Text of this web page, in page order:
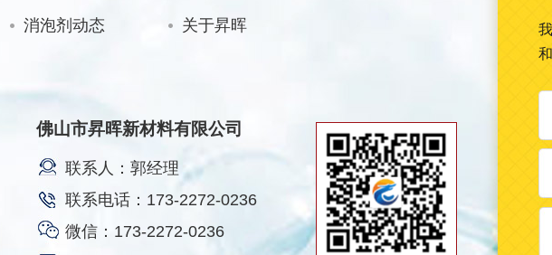
消泡剂动态 关于昇晖
佛山市昇晖新材料有限公司
联系人：郭经理
联系电话：173-2272-0236
微信：173-2272-0236